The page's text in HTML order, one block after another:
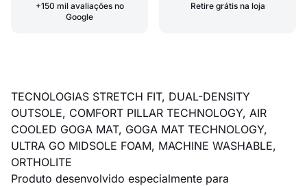
+150 mil avaliações no
Google
Retire grátis na loja
TECNOLOGIAS STRETCH FIT, DUAL-DENSITY
OUTSOLE, COMFORT PILLAR TECHNOLOGY, AIR
COOLED GOGA MAT, GOGA MAT TECHNOLOGY,
ULTRA GO MIDSOLE FOAM, MACHINE WASHABLE,
ORTHOLITE
Produto desenvolvido especialmente para